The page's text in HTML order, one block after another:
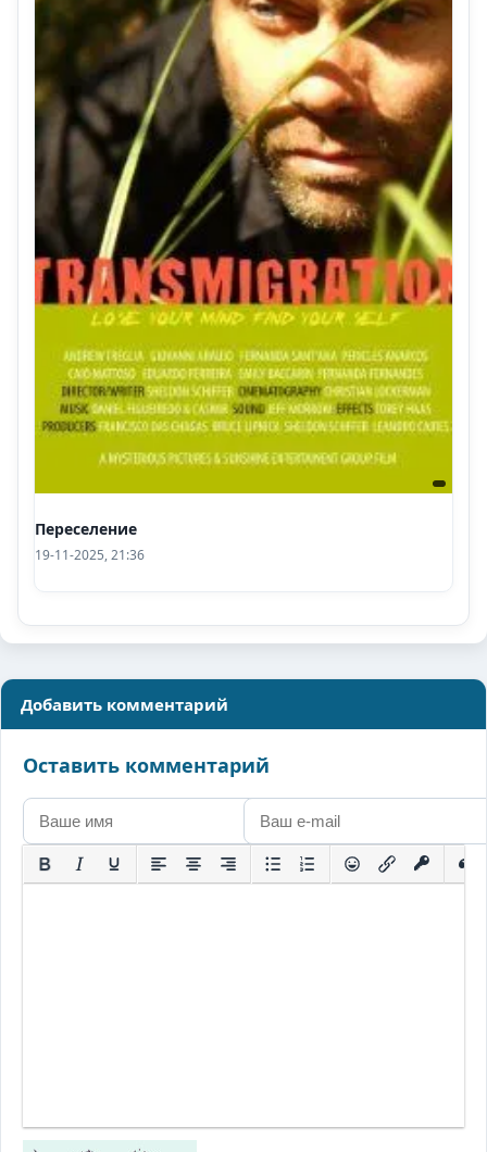
Переселение
19-11-2025, 21:36
Добавить комментарий
Оставить комментарий